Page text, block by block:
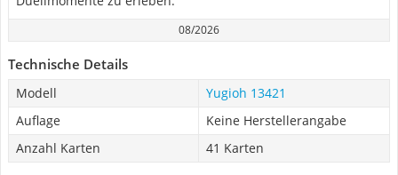
08/2026
Technische Details
Modell
Yugioh 13421
Auflage
Keine Herstellerangabe
Anzahl Karten
41 Karten